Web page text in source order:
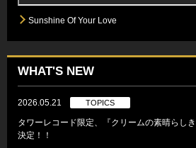
Sunshine Of Your Love
WHAT'S NEW
2026.05.21 TOPICS
タワーレコード限定、『クリームの素晴らし
決定！！